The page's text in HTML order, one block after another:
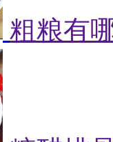
粗粮有